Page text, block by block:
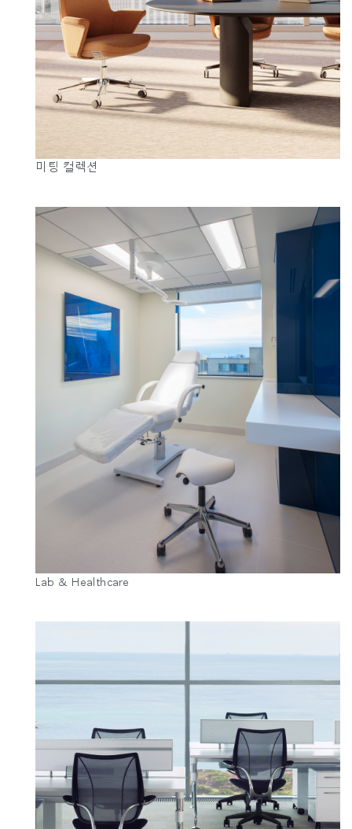
국가 선택
비밀번호를 잊으셨나요
Select
Region
회원가입
회원가입
추천 코드가 있으십니까?
ENTER
Box
미팅 컬렉션
Lab & Healthcare